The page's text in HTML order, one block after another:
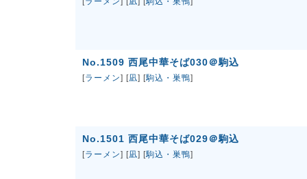
No.1509 西尾中華そば030＠駒込
[ラーメン] [凪] [駒込・巣鴨]
No.1501 西尾中華そば029＠駒込
[ラーメン] [凪] [駒込・巣鴨]